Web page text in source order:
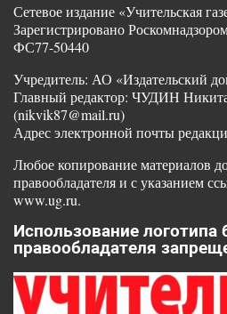
Сетевое издание «Учительская
Зарегистрировано
ФС77-50440
Учредитель: АО «Издательский
Главный редактор: ЧУДИН
(nikvik87@mail.ru)
Адрес электронной почты
Любое копирование материалов
правообладателя и с указанием
www.ug.ru.
Использование логотипа
правообладателя